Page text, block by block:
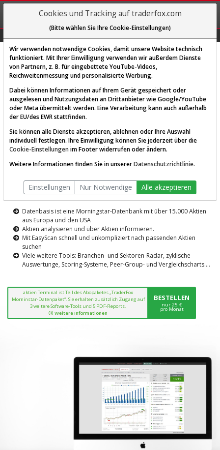
REGIS-
TRIEREN
Diese Funktion ist nur für
AKTIEN-TERMINAL
Die Aktienanalyse-Plattform von
TraderFox
Datenbasis ist eine Morningstar-Datenbank mit über 15.000 Aktien
aus Europa und den USA
Aktien analysieren und über Aktien informieren.
Mit EasyScan schnell und unkompliziert nach passenden Aktien
suchen
Viele weitere Tools: Branchen- und Sektoren-Radar, zyklische
Auswertunge, Scoring-Systeme, Peer-Group- und Vergleichscharts....
aktien Terminal ist Teil des Abopaketes „TraderFox
Morninstar-Datenpaket“. Sie erhalten zusätzlich Zugang auf
3 weitere Software-Tools und 5 PDF-Reports.
Weitere Informationen
BESTELLEN
nur 25 €
pro Monat
Cookies und Tracking auf traderfox.com
(Bitte wählen Sie Ihre Cookie-Einstellungen)
Wir verwenden notwendige Cookies, damit unsere Website technisch
funktioniert. Mit Ihrer Einwilligung verwenden wir außerdem Dienste
von Partnern, z. B. für eingebettete YouTube-Videos,
Reichweitenmessung und personalisierte Werbung.
Dabei können Informationen auf Ihrem Gerät gespeichert oder
ausgelesen und Nutzungsdaten an Drittanbieter wie Google/YouTube
oder Meta übermittelt werden. Eine Verarbeitung kann auch außerhalb
der EU/des EWR stattfinden.
Sie können alle Dienste akzeptieren, ablehnen oder Ihre Auswahl
individuell festlegen. Ihre Einwilligung können Sie jederzeit über die
Cookie-Einstellungen im Footer widerrufen oder ändern.
Weitere Informationen finden Sie in unsererDatenschutzrichtlinie.
Einstellungen Nur Notwendige Alle akzeptieren